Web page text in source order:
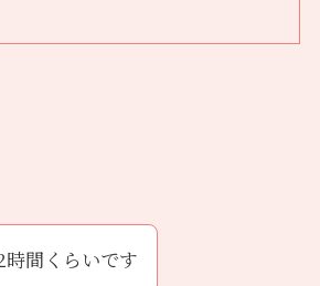
時間くらいです